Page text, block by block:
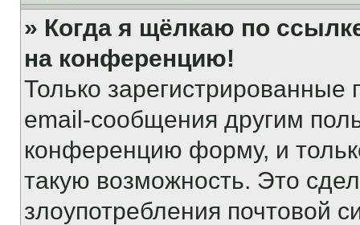
» Когда я щёлкаю по
на конференцию!
Только зарегистрированные
email-сообщения другим
конференцию форму, и
такую возможность. Это
злоупотребления почтовой